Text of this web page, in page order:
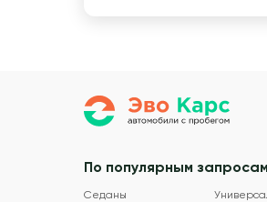
По популярным запросам
Седаны